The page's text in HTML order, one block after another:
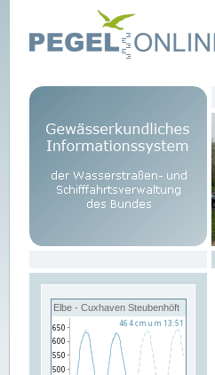
Elbe - Cuxhaven Steubenhöft